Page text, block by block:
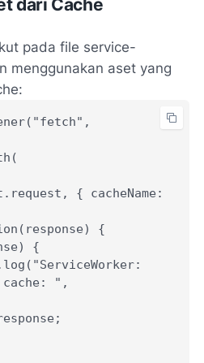
dari Cache
pada file service-
menggunakan aset yang
{
{
cache: ",
response;